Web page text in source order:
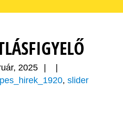
2025
, slider